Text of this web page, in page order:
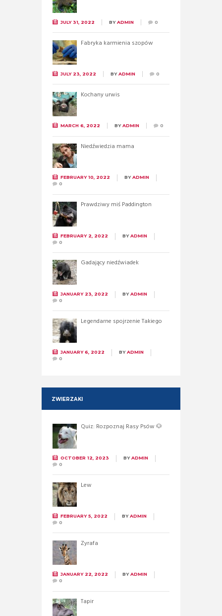
JULY 31, 2022 BYADMIN 0
Fabryka karmienia szopów
JULY 23, 2022 BYADMIN 0
Kochany urwis
MARCH 6, 2022 BYADMIN 0
Niedźwiedzia mama
FEBRUARY 10, 2022 BYADMIN
0
Prawdziwy miś Paddington
FEBRUARY 2, 2022 BYADMIN
0
Gadający niedźwiadek
JANUARY 23, 2022 BYADMIN
0
Legendarne spojrzenie Takiego
JANUARY 6, 2022 BYADMIN
0
ZWIERZAKI
Quiz: Rozpoznaj Rasy Psów 🐶
OCTOBER 12, 2023 BYADMIN
0
Lew
FEBRUARY 5, 2022 BYADMIN
0
Żyrafa
JANUARY 22, 2022 BYADMIN
0
Tapir